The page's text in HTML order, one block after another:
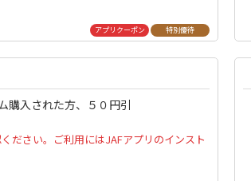
アプリクーポン 特別優待
購入された方、５０円引
ださい。ご利用にはJAFアプリのインスト